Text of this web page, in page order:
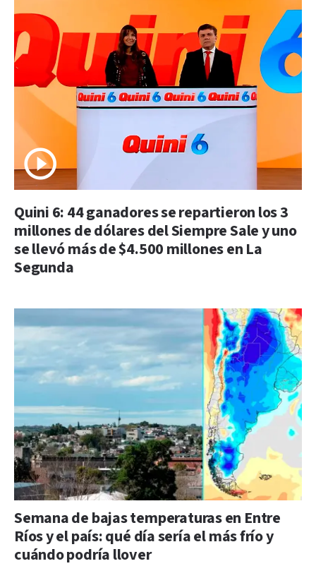
Quini 6: 44 ganadores se repartieron los 3
millones de dólares del Siempre Sale y uno
se llevó más de $4.500 millones en La
Segunda
Semana de bajas temperaturas en Entre
Ríos y el país: qué día sería el más frío y
cuándo podría llover